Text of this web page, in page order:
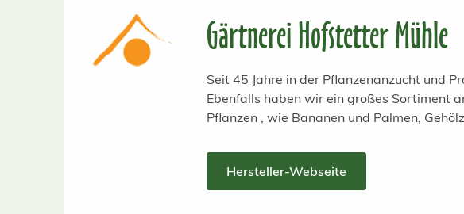
Gärtnerei Hofstetter Mühle
Seit 45 Jahre in der Pflanzenanzucht und
Ebenfalls haben wir ein großes Sortiment
Pflanzen , wie Bananen und Palmen,
Hersteller-Webseite